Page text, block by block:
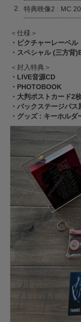
2. 特典映像2 : MC
＜仕様＞
・ピクチャーレーベル
・スペシャル (三方背
＜封入特典＞
・LIVE音源CD
・PHOTOBOOK
・大判ポストカード2
・バックステージパ
・グッズ : キーホル